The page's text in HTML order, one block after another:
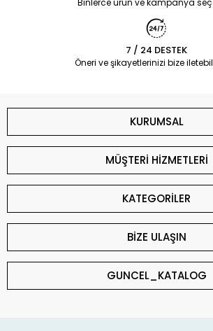
Binlerce ürün ve kampanya
7 / 24 DESTEK
Öneri ve şikayetlerinizi bize
KURUMSAL
MÜŞTERİ HİZMETLERİ
KATEGORİLER
BİZE ULAŞIN
GUNCEL_KATALOG